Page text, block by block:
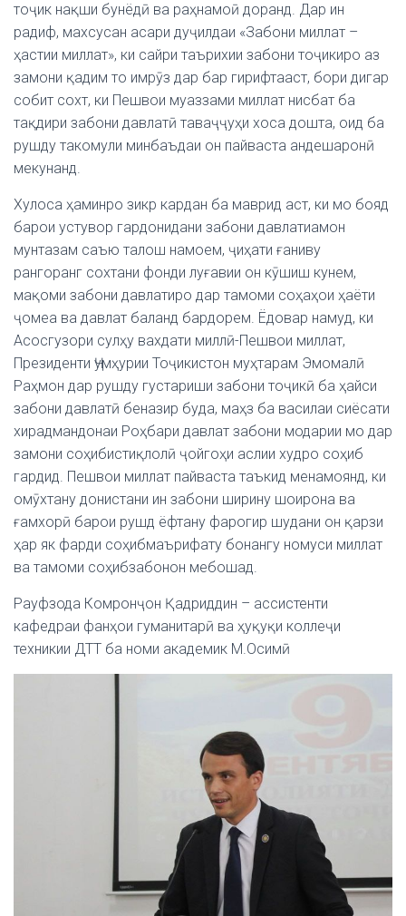
тоҷик нақши бунёдӣ ва раҳнамоӣ доранд. Дар ин
радиф, махсусан асари дуҷилдаи «Забони миллат –
ҳастии миллат», ки сайри таърихии забони тоҷикиро аз
замони қадим то имрӯз дар бар гирифтааст, бори дигар
собит сохт, ки Пешвои муаззами миллат нисбат ба
тақдири забони давлатӣ таваҷҷуҳи хоса дошта, оид ба
рушду такомули минбаъдаи он пайваста андешаронӣ
мекунанд.
Хулоса ҳаминро зикр кардан ба маврид аст, ки мо бояд
барои устувор гардонидани забони давлатиамон
мунтазам саъю талош намоем, ҷиҳати ғаниву
рангоранг сохтани фонди луғавии он кӯшиш кунем,
мақоми забони давлатиро дар тамоми соҳаҳои ҳаёти
ҷомеа ва давлат баланд бардорем. Ёдовар намуд, ки
Асосгузори сулҳу вахдати миллӣ-Пешвои миллат,
Президенти Ҷумҳурии Тоҷикистон муҳтарам Эмомалӣ
Раҳмон дар рушду густариши забони тоҷикӣ ба ҳайси
забони давлатӣ беназир буда, маҳз ба василаи сиёсати
хирадмандонаи Роҳбари давлат забони модарии мо дар
замони соҳибистиқлолӣ ҷойгоҳи аслии худро соҳиб
гардид. Пешвои миллат пайваста таъкид менамоянд, ки
омӯхтану донистани ин забони ширину шоирона ва
ғамхорӣ барои рушд ёфтану фарогир шудани он қарзи
ҳар як фарди соҳибмаърифату бонангу номуси миллат
ва тамоми соҳибзабонон мебошад.
Рауфзода Комронҷон Қадриддин – ассистенти
кафедраи фанҳои гуманитарӣ ва ҳуқуқи коллеҷи
техникии ДТТ ба номи академик М.Осимӣ